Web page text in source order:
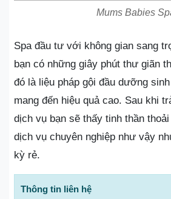
Mums Babies
Spa đầu tư với không gian sang
bạn có những giây phút thư giãn
đó là liệu pháp gội đầu dưỡng
mang đến hiệu quả cao. Sau khi
dịch vụ bạn sẽ thấy tinh thần
dịch vụ chuyên nghiệp như vậy
kỳ rẻ.
Thông tin liên hệ